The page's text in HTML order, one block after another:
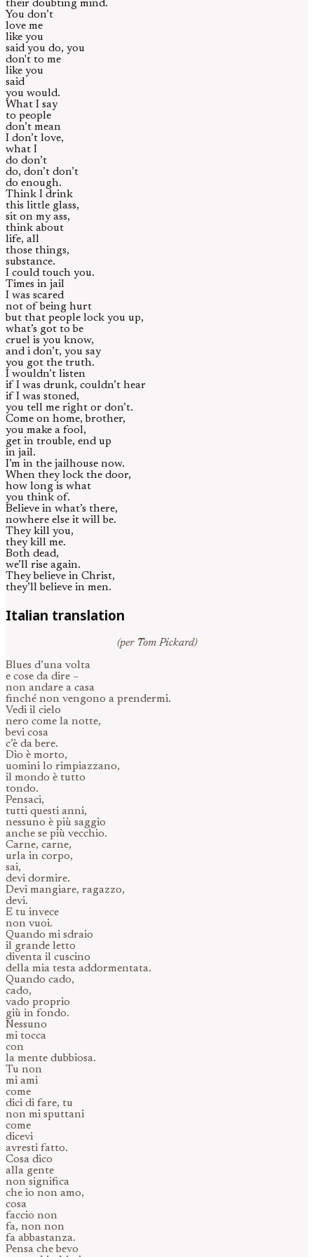
their doubting mind.
You don’t
love me
like you
said you do, you
don't to me
like you
said
you would.
What I say
to people
don’t mean
I don’t love,
what I
do don’t
do, don’t don’t
do enough.
Think I drink
this little glass,
sit on my ass,
think about
life, all
those things,
substance.
I could touch you.
Times in jail
I was scared
not of being hurt
but that people lock you up,
what’s got to be
cruel is you know,
and i don’t, you say
you got the truth.
I wouldn’t listen
if I was drunk, couldn’t hear
if I was stoned,
you tell me right or don’t.
Come on home, brother,
you make a fool,
get in trouble, end up
in jail.
I’m in the jailhouse now.
When they lock the door,
how long is what
you think of.
Believe in what’s there,
nowhere else it will be.
They kill you,
they kill me.
Both dead,
we’ll rise again.
They believe in Christ,
they’ll believe in men.
Italian translation
(per Tom Pickard)
Blues d’una volta
e cose da dire –
non andare a casa
finché non vengono a prendermi.
Vedi il cielo
nero come la notte,
bevi cosa
c’è da bere.
Dio è morto,
uomini lo rimpiazzano,
il mondo è tutto
tondo.
Pensaci,
tutti questi anni,
nessuno è più saggio
anche se più vecchio.
Carne, carne,
urla in corpo,
sai,
devi dormire.
Devi mangiare, ragazzo,
devi.
E tu invece
non vuoi.
Quando mi sdraio
il grande letto
diventa il cuscino
della mia testa addormentata.
Quando cado,
cado,
vado proprio
giù in fondo.
Nessuno
mi tocca
con
la mente dubbiosa.
Tu non
mi ami
come
dici di fare, tu
non mi sputtani
come
dicevi
avresti fatto.
Cosa dico
alla gente
non significa
che io non amo,
cosa
faccio non
fa, non non
fa abbastanza.
Pensa che bevo